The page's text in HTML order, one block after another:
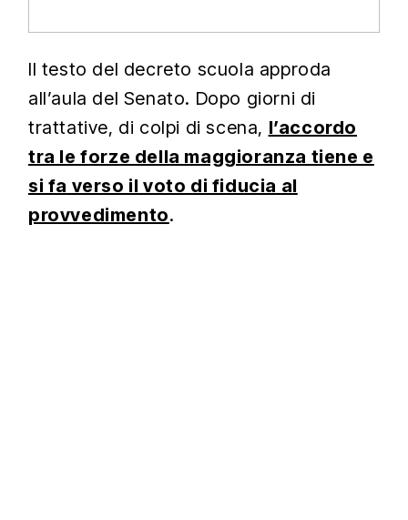
Il testo del decreto scuola approda
all’aula del Senato. Dopo giorni di
trattative, di colpi di scena, l’accordo
tra le forze della maggioranza tiene e
si fa verso il voto di fiducia al
provvedimento.